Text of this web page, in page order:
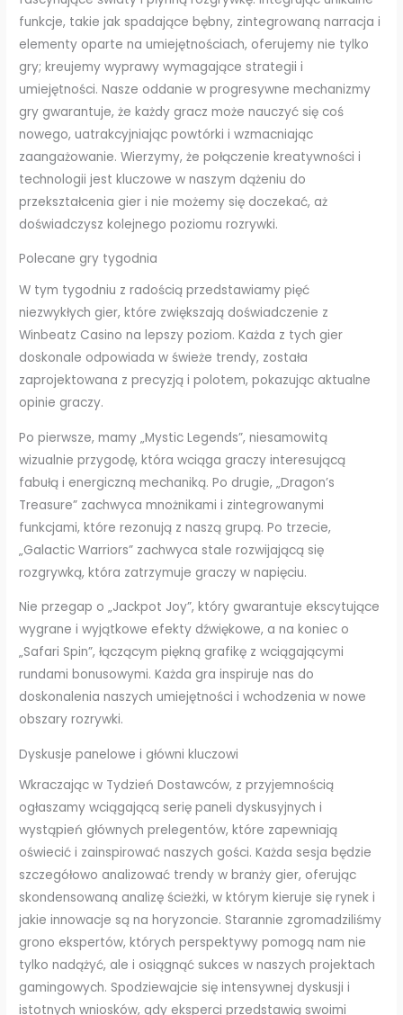
funkcje, takie jak spadające bębny, zintegrowaną narracja i
elementy oparte na umiejętnościach, oferujemy nie tylko
gry; kreujemy wyprawy wymagające strategii i
umiejętności. Nasze oddanie w progresywne mechanizmy
gry gwarantuje, że każdy gracz może nauczyć się coś
nowego, uatrakcyjniając powtórki i wzmacniając
zaangażowanie. Wierzymy, że połączenie kreatywności i
technologii jest kluczowe w naszym dążeniu do
przekształcenia gier i nie możemy się doczekać, aż
doświadczysz kolejnego poziomu rozrywki.
Polecane gry tygodnia
W tym tygodniu z radością przedstawiamy pięć
niezwykłych gier, które zwiększają doświadczenie z
Winbeatz Casino na lepszy poziom. Każda z tych gier
doskonale odpowiada w świeże trendy, została
zaprojektowana z precyzją i polotem, pokazując aktualne
opinie graczy.
Po pierwsze, mamy „Mystic Legends”, niesamowitą
wizualnie przygodę, która wciąga graczy interesującą
fabułą i energiczną mechaniką. Po drugie, „Dragon’s
Treasure” zachwyca mnożnikami i zintegrowanymi
funkcjami, które rezonują z naszą grupą. Po trzecie,
„Galactic Warriors” zachwyca stale rozwijającą się
rozgrywką, która zatrzymuje graczy w napięciu.
Nie przegap o „Jackpot Joy”, który gwarantuje ekscytujące
wygrane i wyjątkowe efekty dźwiękowe, a na koniec o
„Safari Spin”, łączącym piękną grafikę z wciągającymi
rundami bonusowymi. Każda gra inspiruje nas do
doskonalenia naszych umiejętności i wchodzenia w nowe
obszary rozrywki.
Dyskusje panelowe i główni kluczowi
Wkraczając w Tydzień Dostawców, z przyjemnością
ogłaszamy wciągającą serię paneli dyskusyjnych i
wystąpień głównych prelegentów, które zapewniają
oświecić i zainspirować naszych gości. Każda sesja będzie
szczegółowo analizować trendy w branży gier, oferując
skondensowaną analizę ścieżki, w którym kieruje się rynek i
jakie innowacje są na horyzoncie. Starannie zgromadziliśmy
grono ekspertów, których perspektywy pomogą nam nie
tylko nadążyć, ale i osiągnąć sukces w naszych projektach
gamingowych. Spodziewajcie się intensywnej dyskusji i
istotnych wniosków, gdy eksperci przedstawią swoimi